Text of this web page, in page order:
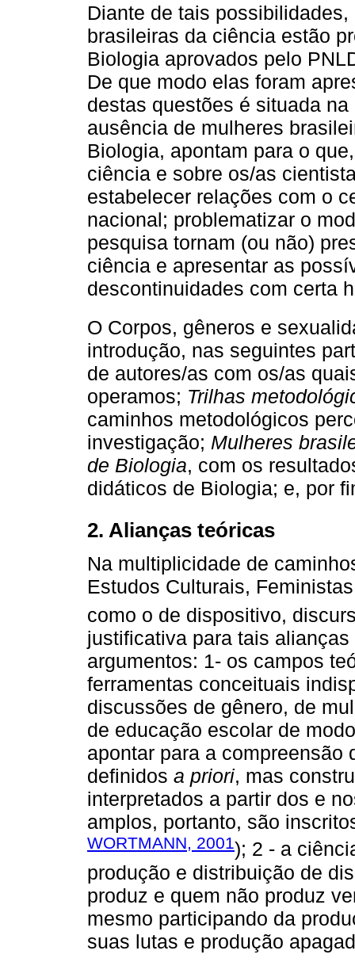
Diante de tais
brasileiras da ciência estão
Biologia aprovados pelo
De que modo elas foram
destas questões é situada
ausência de mulheres
Biologia, apontam para o
ciência e sobre os/as
estabelecer relações com o
nacional; problematizar o
pesquisa tornam (ou não)
ciência e apresentar as
descontinuidades com certa
O Corpos, gêneros e
introdução, nas seguintes
de autores/as com os/as
operamos; Trilhas
caminhos metodológicos
investigação; Mulheres
de Biologia, com os
didáticos de Biologia; e, por
2. Alianças teóricas
Na multiplicidade de
Estudos Culturais,
como o de dispositivo,
justificativa para tais
argumentos: 1- os campos
ferramentas conceituais
discussões de gênero, de
de educação escolar de
apontar para a compreensão
definidos a priori, mas
interpretados a partir dos e
amplos, portanto, são
WORTMANN, 2001); 2 - a
produção e distribuição de
produz e quem não produz
mesmo participando da
suas lutas e produção